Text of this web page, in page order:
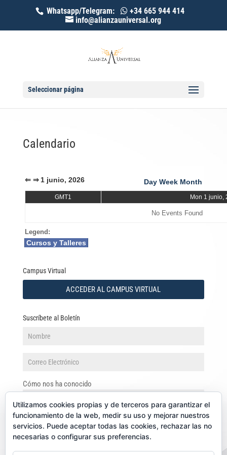
Whatsapp/Telegram:
+34 665 944 414
info@alianzauniversal.org
Seleccionar página
Calendario
⇐ ⇒ 1 junio, 2026 Day Week Month
GMT1 Mon 1 junio,
No Events Found
Legend:
Cursos y Talleres
Campus Virtual
ACCEDER AL CAMPUS VIRTUAL
Suscríbete al Boletín
Cómo nos ha conocido
Utilizamos cookies propias y de terceros para garantizar el
funcionamiento de la web, medir su uso y mejorar nuestros
servicios. Puede aceptar todas las cookies, rechazar las no
necesarias o configurar sus preferencias.